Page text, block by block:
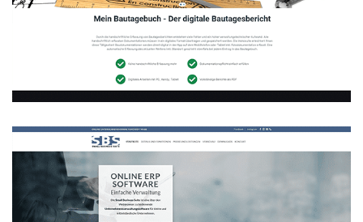
Mein Bautagebuch